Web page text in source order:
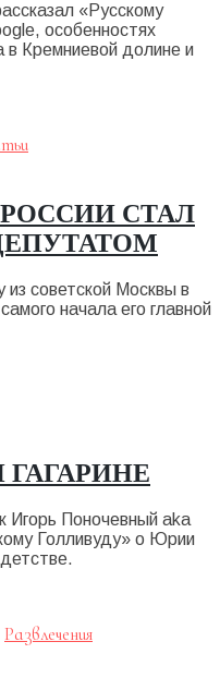
«Русскому
особенностях
в Кремниевой долине и
СТАЛ
советской Москвы в
начала его главной
Игорь Поночевный aka
Голливуду» о Юрии
Развлечения